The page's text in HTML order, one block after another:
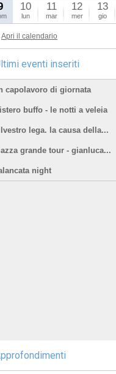
10
lun
11
mar
12
mer
13
gio
Apri il calendario
eventi inseriti
capolavoro di giornata
buffo - le notti a veleia
lega. la causa della...
grande tour - gianluca...
night